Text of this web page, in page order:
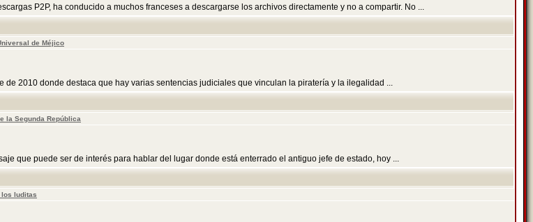
P2P, ha conducido a muchos franceses a descargarse los archivos directamente y no a compartir. No ...
de Méjico
2010 donde destaca que hay varias sentencias judiciales que vinculan la piratería y la ilegalidad ...
la Segunda República
que puede ser de interés para hablar del lugar donde está enterrado el antiguo jefe de estado, hoy ...
los luditas